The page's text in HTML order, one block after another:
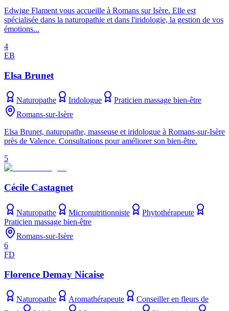
Edwige Flament vous accueille à Romans sur Isère. Elle est
spécialisée dans la naturopathie et dans l'iridologie, la gestion de vos
émotions...
4
EB
Elsa Brunet
Naturopathe Iridologue
Praticien massage bien-être
Romans-sur-Isère
Elsa Brunet, naturopathe, masseuse et iridologue à Romans-sur-Isère
près de Valence. Consultations pour améliorer son bien-être.
5
Cécile Castagnet
Naturopathe Micronutritionniste
Phytothérapeute
Praticien massage bien-être
Romans-sur-Isère
6
FD
Florence Demay Nicaise
Naturopathe Aromathérapeute
Conseiller en fleurs de